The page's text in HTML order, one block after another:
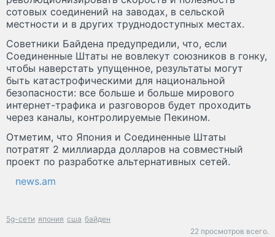
сотовых соединений на заводах, в сельской
местности и в других труднодоступных местах.
Советники Байдена предупредили, что, если
Соединенные Штаты не вовлекут союзников в гонку,
чтобы наверстать упущенное, результаты могут
быть катастрофическими для национальной
безопасности: все больше и больше мирового
интернет-трафика и разговоров будет проходить
через каналы, контролируемые Пекином.
Отметим, что Япония и Соединенные Штаты
потратят 2 миллиарда долларов на совместный
проект по разработке альтернативных сетей.
news.am
5g-сети япония сша байден
22 просмотров всего.